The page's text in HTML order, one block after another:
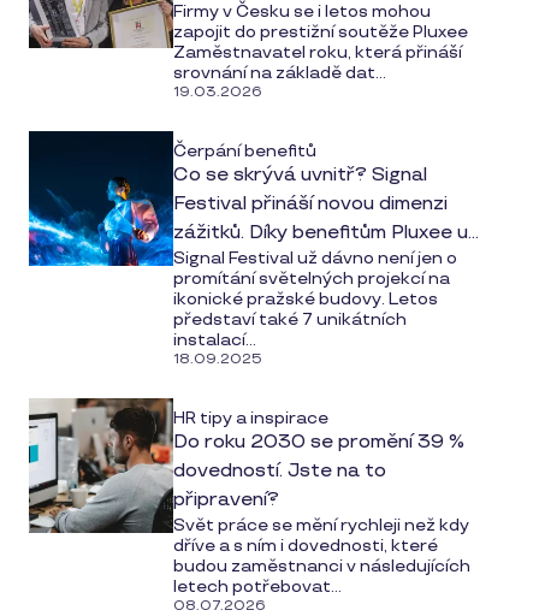
Firmy v Česku se i letos mohou
zapojit do prestižní soutěže Pluxee
Zaměstnavatel roku, která přináší
srovnání na základě dat...
19.03.2026
Čerpání benefitů
Co se skrývá uvnitř? Signal
Festival přináší novou dimenzi
zážitků. Díky benefitům Pluxee u
toho můžete být i vy.
Signal Festival už dávno není jen o
promítání světelných projekcí na
ikonické pražské budovy. Letos
představí také 7 unikátních
instalací...
18.09.2025
HR tipy a inspirace
Do roku 2030 se promění 39 %
dovedností. Jste na to
připravení?
Svět práce se mění rychleji než kdy
dříve a s ním i dovednosti, které
budou zaměstnanci v následujících
letech potřebovat...
08.07.2026